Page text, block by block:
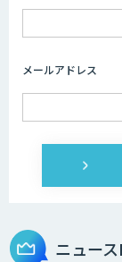
メールアドレス
ニュー